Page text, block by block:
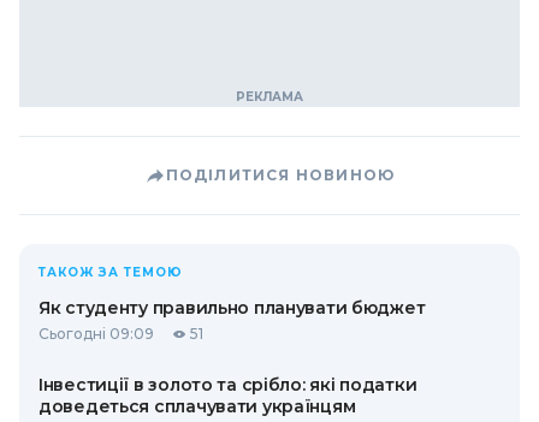
ПОДІЛИТИСЯ НОВИНОЮ
ТАКОЖ ЗА ТЕМОЮ
Як студенту правильно планувати бюджет
Сьогодні 09:09 51
Інвестиції в золото та срібло: які податки
доведеться сплачувати українцям